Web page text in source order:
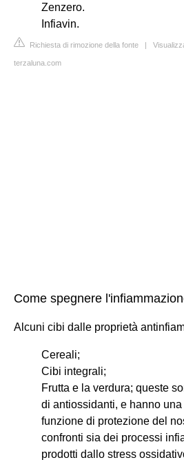
Zenzero.
Infiavin.
Richiesta di rimozione della fonte |
terzaluna.com
Come spegnere
Alcuni cibi dalle proprietà
Cereali;
Cibi integrali;
Frutta e la verdura; queste
di antiossidanti, e hanno
funzione di protezione del
confronti sia dei processi
prodotti dallo stress